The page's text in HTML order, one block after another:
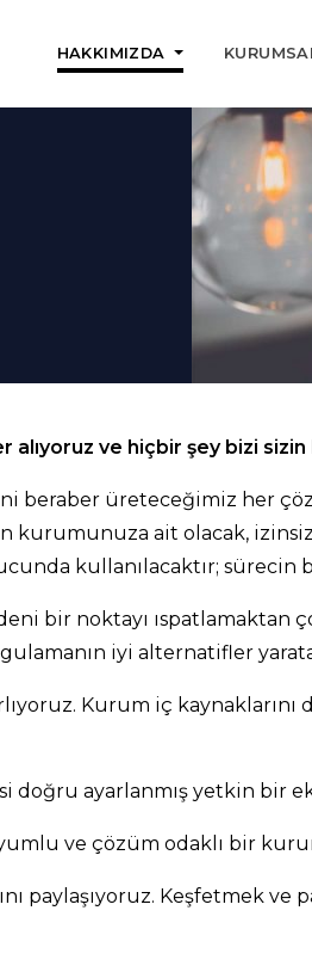
HAKKIMIZDA
alıyoruz ve hiçbir şey bizi
beraber üreteceğimiz her
kurumunuza ait olacak,
kullanılacaktır;
bir noktayı ıspatlamaktan
iyi alternatifler
Kurum iç
doğru ayarlanmış yetkin bir
ve çözüm odaklı bir
paylaşıyoruz. Keşfetmek